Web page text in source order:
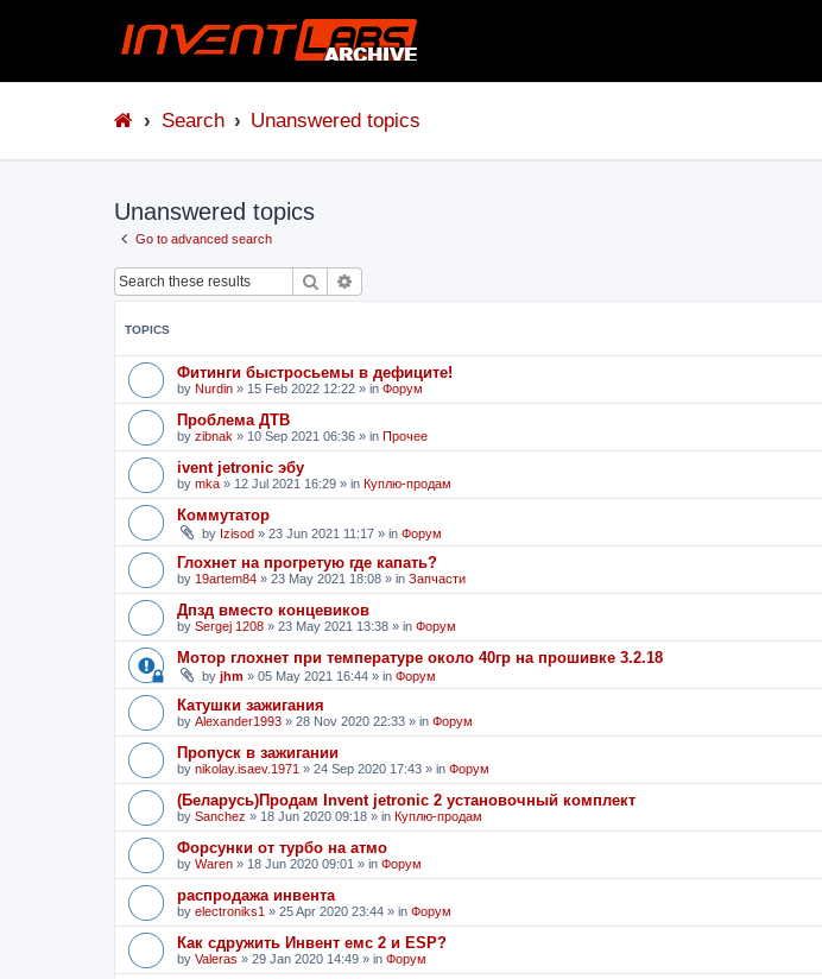
Search Unanswered topics
Unanswered topics
Go to advanced search
Search
TOPICS
Фитинги быстросьемы в дефиците!
by Nurdin » 15 Feb 2022 12:22 » in Форум
Проблема ДТВ
by zibnak » 10 Sep 2021 06:36 » in Прочее
ivent jetronic эбу
by mka » 12 Jul 2021 16:29 » in Куплю-продам
Коммутатор
by Izisod » 23 Jun 2021 11:17 » in Форум
Глохнет на прогретую где капать?
by 19artem84 » 23 May 2021 18:08 » in Запчасти
Дпзд вместо концевиков
by Sergej 1208 » 23 May 2021 13:38 » in Форум
Мотор глохнет при температуре около 40гр на прошивке 3.2.18
by jhm » 05 May 2021 16:44 » in Форум
Катушки зажигания
by Alexander1993 » 28 Nov 2020 22:33 » in Форум
Пропуск в зажигании
by nikolay.isaev.1971 » 24 Sep 2020 17:43 » in Форум
(Беларусь)Продам Invent jetronic 2 установочный комплект
by Sanchez » 18 Jun 2020 09:18 » in Куплю-продам
Форсунки от турбо на атмо
by Waren » 18 Jun 2020 09:01 » in Форум
распродажа инвента
by electroniks1 » 25 Apr 2020 23:44 » in Форум
Как сдружить Инвент емс 2 и ESP?
by Valeras » 29 Jan 2020 14:49 » in Форум